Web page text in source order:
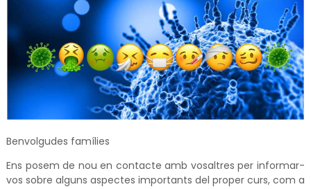
Benvolgudes famílies
Ens posem de nou en contacte amb vosaltres per informar-
vos sobre alguns aspectes importants del proper curs, com a